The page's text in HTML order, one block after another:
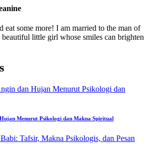
eat some more! I am married to the man of
beautiful little girl whose smiles can brighten
Menurut Psikologi dan Makna Spiritual